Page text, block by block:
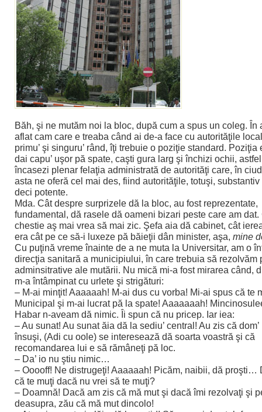
Băh, şi ne mutăm noi la bloc, după cum a spus un coleg. În
aflat cam care e treaba când ai de-a face cu autorităţile
primu’ şi singuru’ rând, îţi trebuie o poziţie standard. Poziţia
dai capu’ uşor pă spate, caşti gura larg şi închizi ochii,
încasezi plenar felaţia administrată de autorităţi care, în
asta ne oferă cel mai des, fiind autorităţile, totuşi, substantiv
deci potente.
Mda. Cât despre surprizele dă la bloc, au fost reprezentate,
fundamental, dă rasele dă oameni bizari peste care am dat.
chestie aş mai vrea să mai zic. Şefa aia dă cabinet, cât
era cât pe ce să-i luxeze pă băieţii dân minister, aşa, mine
Cu puţină vreme înainte de a ne muta la Universitar, am o
direcţia sanitară a municipiului, în care trebuia să rezolvăm
adminsitrative ale mutării. Nu mică mi-a fost mirarea când,
m-a întâmpinat cu urlete şi strigături:
– M-ai minţit! Aaaaaah! M-ai dus cu vorba! Mi-ai spus că te
Municipal şi m-ai lucrat pă la spate! Aaaaaaah!
Habar n-aveam dă nimic. Îi spun că nu pricep. Iar iea:
– Au sunat! Au sunat ăia dă la sediu’ central! Au zis că
însuşi, (Adi cu oole) se interesează dă soarta voastră şi că
recomandarea lui e să rămâneţi pă loc.
– Da’ io nu ştiu nimic…
– Ooooff! Ne distrugeţi! Aaaaaah! Picăm, naibii, dă proşti…
că te muţi dacă nu vrei să te muţi?
– Doamnă! Dacă am zis că mă mut şi dacă îmi rezolvaţi şi
deasupra, zău că mă mut dincolo!